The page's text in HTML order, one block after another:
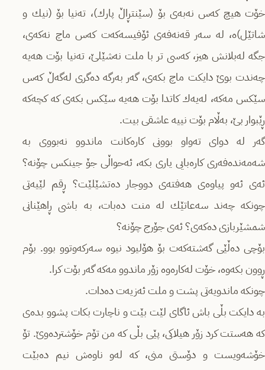
خۆت هیچ كەس نەبەی بۆ (سێنتڕاڵ پارك)، تەنیا بۆ (نیك و
شاتێل)ە، لە سەر قەنەفەی ئۆفیسەكەت كەس ماچ نەكەی،
جگە لەبلانش هیز، كەسی تر با ملت نەشێلێ‌، تەنیا بۆت هەیە
چەندت بوێ‌ دایكت ماچ بكەی، گەر بەرگە دەگری لەگەڵ كەس
سێكس مەكە، لەیەك كاتدا بۆت هەیە سێكس بكەی كە كچەكە
ڕێبوار بێ‌، بەڵام بۆت نییە عاشقی بیت.
گەر لە دوای تەواو بوونی كارەكانت ماندوو نەبووی بە
شەمەندەفەری كارەبایی یاری بكە، ئەحواڵی جۆ جینكس چۆنە؟
ئەی ئەو پیاوەی هەفتەی دووجار دەتشێلێت؟ ڕقم لێیەتی
چونكە چەند سەعاتێك لە منت دەبات، بە باشی ڕاهێنانی
شمشێربازی دەكەی؟ ئەی جۆرج چۆنە؟
بۆچی دەڵێی گەشتەكەت بۆ هۆلیود نیوە سەركەوتوو بوو. بۆم
ڕوون بكەوە، خۆت لەكارەوە زۆر ماندوو مەكە گەر بۆت كرا.
چونكە ماندویەتی پشت و ملت ئەزیەت دەدات.
بە دایكت بڵی باش ئاگای لێت بێت و ناچارت بكات پشوو بدەی
كە هەستت كرد زۆر هیلاكی، پێی بڵی كە من تۆم خۆشتردەوێ‌. تۆ
خۆشەویست و دۆستی منی، كە لەو ناوەش نیم دەبێت